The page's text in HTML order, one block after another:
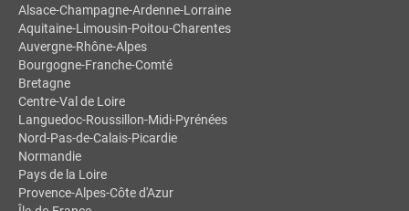
Alsace-Champagne-Ardenne-Lorraine
Aquitaine-Limousin-Poitou-Charentes
Auvergne-Rhône-Alpes
Bourgogne-Franche-Comté
Bretagne
Centre-Val de Loire
Languedoc-Roussillon-Midi-Pyrénées
Nord-Pas-de-Calais-Picardie
Normandie
Pays de la Loire
Provence-Alpes-Côte d'Azur